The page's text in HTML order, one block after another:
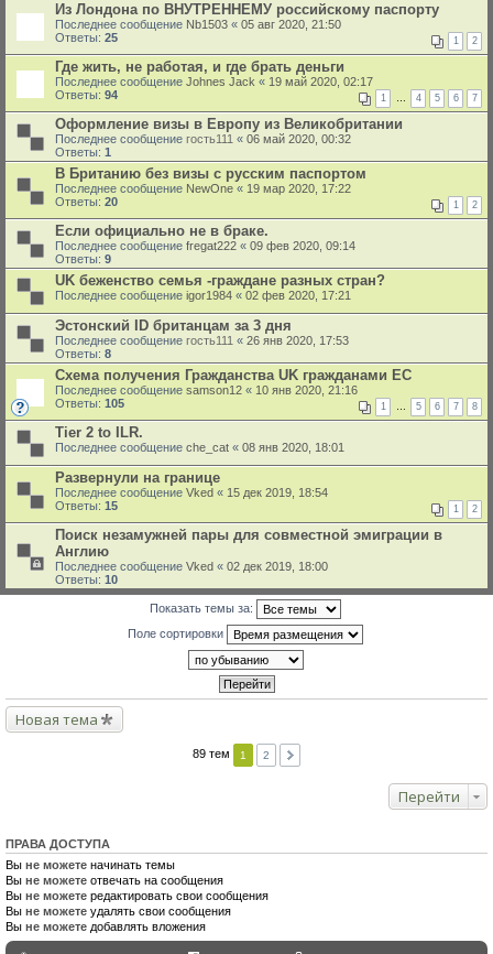
Из Лондона по ВНУТРЕННЕМУ российскому паспорту
Последнее сообщение Nb1503 « 05 авг 2020, 21:50
Ответы: 25 1 2
Где жить, не работая, и где брать деньги
Последнее сообщение Johnes Jack « 19 май 2020, 02:17
Ответы: 94 1 … 4 5 6 7
Оформление визы в Европу из Великобритании
Последнее сообщение гость111 « 06 май 2020, 00:32
Ответы: 1
В Британию без визы с русским паспортом
Последнее сообщение NewOne « 19 мар 2020, 17:22
Ответы: 20 1 2
Если официально не в браке.
Последнее сообщение fregat222 « 09 фев 2020, 09:14
Ответы: 9
UK беженство семья -граждане разных стран?
Последнее сообщение igor1984 « 02 фев 2020, 17:21
Эстонский ID британцам за 3 дня
Последнее сообщение гость111 « 26 янв 2020, 17:53
Ответы: 8
Схема получения Гражданства UK гражданами ЕС
Последнее сообщение samson12 « 10 янв 2020, 21:16
Ответы: 105 1 … 5 6 7 8
Tier 2 to ILR.
Последнее сообщение che_cat « 08 янв 2020, 18:01
Развернули на границе
Последнее сообщение Vked « 15 дек 2019, 18:54
Ответы: 15 1 2
Поиск незамужней пары для совместной эмиграции в
Англию
Последнее сообщение Vked « 02 дек 2019, 18:00
Ответы: 10
Показать темы за:
Поле сортировки
Новая тема
89 тем 1 2
Перейти
ПРАВА ДОСТУПА
Вы не можете начинать темы
Вы не можете отвечать на сообщения
Вы не можете редактировать свои сообщения
Вы не можете удалять свои сообщения
Вы не можете добавлять вложения